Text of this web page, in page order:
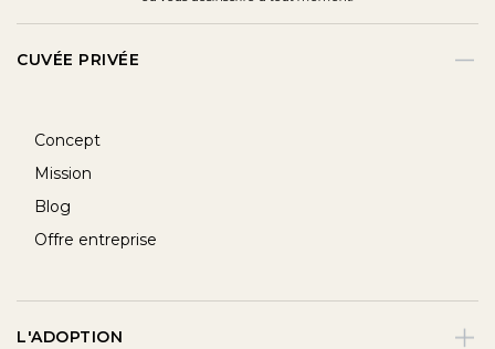
CUVÉE PRIVÉE
Concept
Mission
Blog
Offre entreprise
L'ADOPTION